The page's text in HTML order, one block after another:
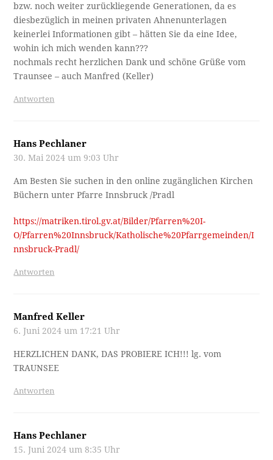
bzw. noch weiter zurückliegende Generationen, da es
diesbezüglich in meinen privaten Ahnenunterlagen
keinerlei Informationen gibt – hätten Sie da eine Idee,
wohin ich mich wenden kann???
nochmals recht herzlichen Dank und schöne Grüße vom
Traunsee – auch Manfred (Keller)
Antworten
Hans Pechlaner
30. Mai 2024 um 9:03 Uhr
Am Besten Sie suchen in den online zugänglichen Kirchen
Büchern unter Pfarre Innsbruck /Pradl
https://matriken.tirol.gv.at/Bilder/Pfarren%20I-
O/Pfarren%20Innsbruck/Katholische%20Pfarrgemeinden/I
nnsbruck-Pradl/
Antworten
Manfred Keller
6. Juni 2024 um 17:21 Uhr
HERZLICHEN DANK, DAS PROBIERE ICH!!! lg. vom
TRAUNSEE
Antworten
Hans Pechlaner
15. Juni 2024 um 8:35 Uhr